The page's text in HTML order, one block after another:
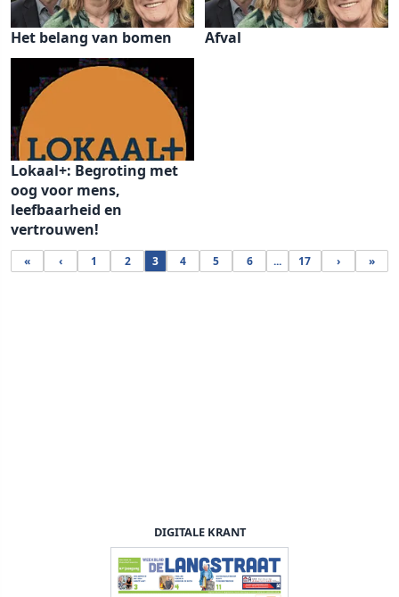
Het belang van bomen Afval
Lokaal+: Begroting met
oog voor mens,
leefbaarheid en
vertrouwen!
« ‹ 1 2 3 4 5 6 ... 17 › »
DIGITALE KRANT